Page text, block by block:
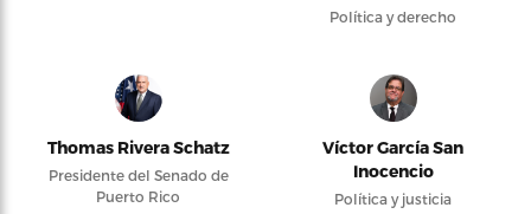
Política y derecho
Thomas Rivera Schatz
Presidente del Senado de
Puerto Rico
Víctor García San
Inocencio
Política y justicia